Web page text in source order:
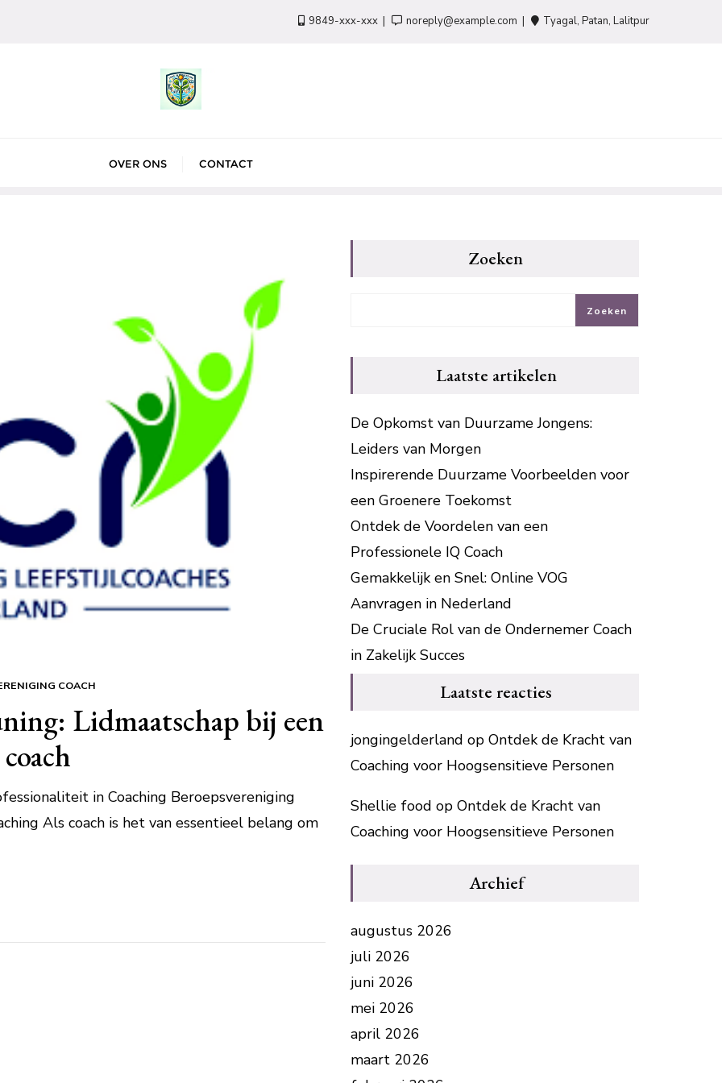
9849-xxx-xxx noreply@example.com Tyagal, Patan, Lalitpur
OVER ONS CONTACT
COACH
Lidmaatschap bij een
in Coaching Beroepsvereniging
Als coach is het van essentieel belang om
Zoeken
Zoeken
Laatste artikelen
De Opkomst van Duurzame Jongens:
Leiders van Morgen
Inspirerende Duurzame Voorbeelden voor
een Groenere Toekomst
Ontdek de Voordelen van een
Professionele IQ Coach
Gemakkelijk en Snel: Online VOG
Aanvragen in Nederland
De Cruciale Rol van de Ondernemer Coach
in Zakelijk Succes
Laatste reacties
jongingelderland op Ontdek de Kracht van
Coaching voor Hoogsensitieve Personen
Shellie food op Ontdek de Kracht van
Coaching voor Hoogsensitieve Personen
Archief
augustus 2026
juli 2026
juni 2026
mei 2026
april 2026
maart 2026